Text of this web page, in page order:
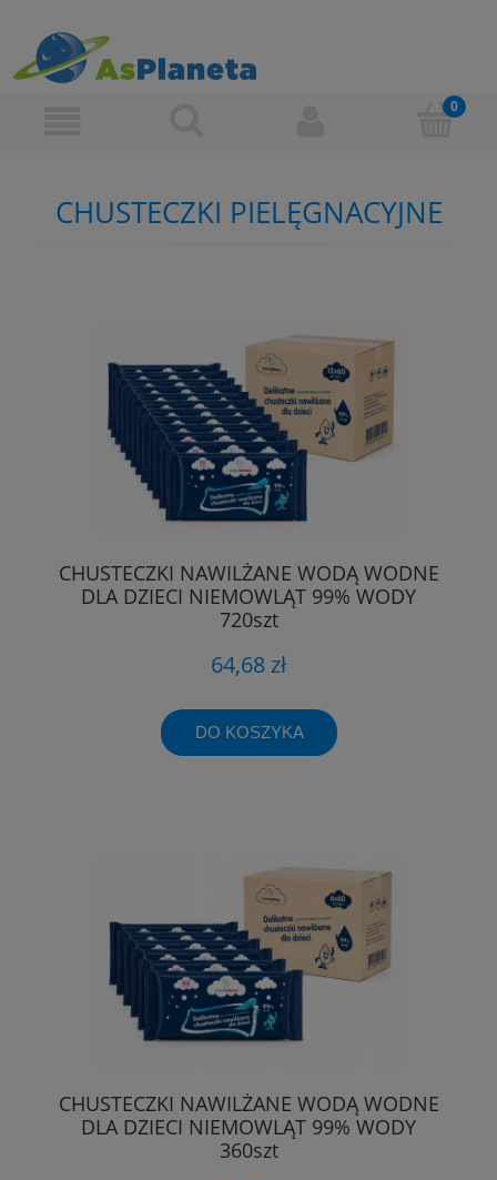
CHUSTECZKI PIELĘGNACYJNE
CHUSTECZKI NAWILŻANE WODĄ WODNE
DLA DZIECI NIEMOWLĄT 99% WODY
720szt
64,68 zł
DO KOSZYKA
CHUSTECZKI NAWILŻANE WODĄ WODNE
DLA DZIECI NIEMOWLĄT 99% WODY
360szt